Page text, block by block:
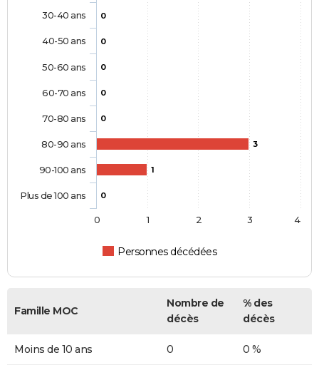
0
0
0
0
0
3
1
0
Personnes décédées
30-40 ans
40-50 ans
50-60 ans
60-70 ans
70-80 ans
80-90 ans
90-100 ans
Plus de 100 ans
0 1 2 3 4
Famille MOC
Nombre de
décès
% des
décès
Moins de 10 ans 0 0 %